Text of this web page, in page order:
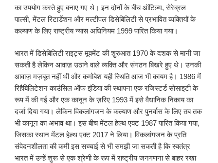
का उपयोग करते हुए बनाए गए थे। इन दोनों के बीच ऑटिज़्म, सेरेब्रल
पाल्सी, मेंटल रिटार्डेशन और मल्टीपल डिसेबिलिटी से प्रभावित व्यक्तियों के
कल्याण के लिए राष्ट्रीय न्यास अधिनियम 1999 पारित किया गया।
भारत में डिसेबिलिटी राइट्स मूवमेंट की शुरुआत 1970 के दशक से मानी जा
सकती है लेकिन आवाज़ उठाने वाले व्यक्ति और संगठन बिखरे हुए थे। उनकी
आवाज़ मज़बूत नहीं थी और कमोबेश यही स्थिति आज भी कायम है। 1986 में
रिहैबिलिटेशन काउंसिल ऑफ इंडिया की स्थापना एक रजिस्टर्ड सोसाइटी के
रूप में की गई और एक कानून के ज़रिए 1993 में इसे वैधानिक निकाय का
दर्जा दिया गया। लेकिन विकलांगजन के कल्याण और पुनर्वास के लिए तब तक
भी कानून का अभाव था। इस बीच मेंटल हेल्थ एक्ट 1987 पारित किया गया,
जिसका स्थान मेंटल हेल्थ एक्ट 2017 ने लिया। विकलांगजन के प्रति
संवेदनशीलता की कमी इस सच्चाई से भी समझी जा सकती है कि स्वतंत्र
भारत में उन्हें शुरू से एक श्रेणी के रूप में राष्ट्रीय जनगणना से बाहर रखा